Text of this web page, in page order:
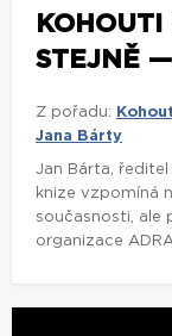
STEJNĚ
Z pořadu:
Jana Bárty
Jan Bárta,
knize vzpomíná
současnosti, ale
organizace